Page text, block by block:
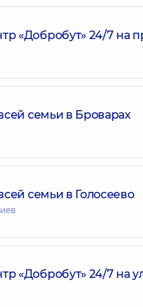
«Добробут» 24/7 на
семьи в Броварах
семьи в Голосеево
«Добробут» 24/7 на